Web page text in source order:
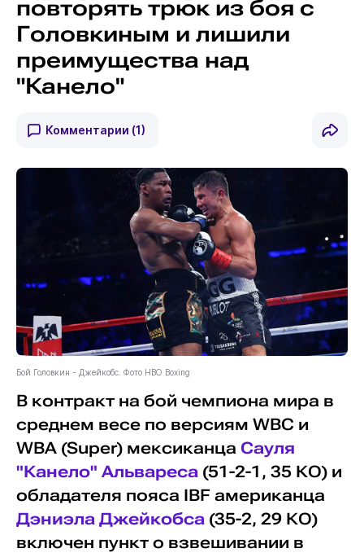
повторять трюк из боя с
Головкиным и лишили
преимущества над
"Канело"
Комментарии (1)
Бой Головкин - Джейкобс. Фото HBO Boxing
В контракт на бой чемпиона мира в
среднем весе по версиям WBC и
WBA (Super) мексиканца Сауля
"Канело" Альвареса(51-2-1, 35 КО) и
обладателя пояса IBF американца
Дэниэла Джейкобса(35-2, 29 КО)
включен пункт о взвешивании в